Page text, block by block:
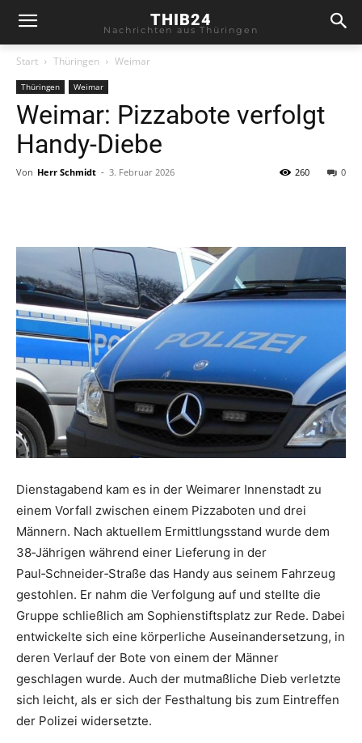
THIB24
Nachrichten aus Thüringen
Start Thüringen Weimar
Thüringen Weimar
Weimar: Pizzabote verfolgt
Handy-Diebe
Von Herr Schmidt - 3. Februar 2026 0
260
Dienstagabend kam es in der Weimarer Innenstadt zu
einem Vorfall zwischen einem Pizzaboten und drei
Männern. Nach aktuellem Ermittlungsstand wurde dem
38‑Jährigen während einer Lieferung in der
Paul‑Schneider‑Straße das Handy aus seinem Fahrzeug
gestohlen. Er nahm die Verfolgung auf und stellte die
Gruppe schließlich am Sophienstiftsplatz zur Rede. Dabei
entwickelte sich eine körperliche Auseinandersetzung, in
deren Verlauf der Bote von einem der Männer
geschlagen wurde. Auch der mutmaßliche Dieb verletzte
sich leicht, als er sich der Festhaltung bis zum Eintreffen
der Polizei widersetzte.